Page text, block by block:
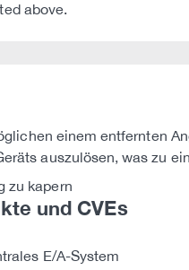
above.
einem entfernten
auszulösen, was zu
zu kapern
und CVEs
E/A-System